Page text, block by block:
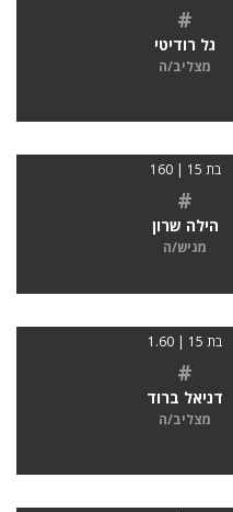
#
גל רודיטי
מצליב/ה
בת 15 | 160
#
הילה שרון
מגיש/ה
בת 15 | 1.60
#
דניאל ברוד
מצליב/ה